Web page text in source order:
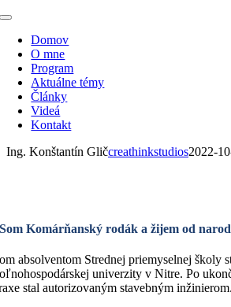
Skip
content
Toggle
NavigationDomov
O mne
Program
Aktuálne témy
Články
Videá
Kontakt
Ing. Konštantín Gličcreathinkstudios2022-
Som Komárňanský rodák a žijem od
absolventom Strednej priemyselnej školy
univerzity v Nitre. Po
stal autorizovaným stavebným inžinierom.